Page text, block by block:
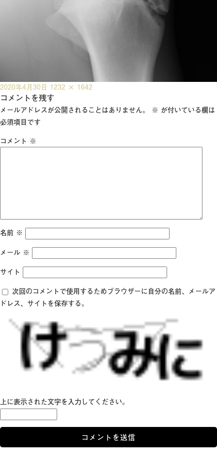
投
稿
日:
2020年4月30日 フ
ル
サ
1232 × 1642
コメントを残す
メールアドレスが公開されることはありません。 ※ が付いている欄は
必須項目です
コメント ※
名前 ※
メール ※
サイト
次回のコメントで使用するためブラウザーに自分の名前、メールア
ドレス、サイトを保存する。
上に表示された文字を入力してください。